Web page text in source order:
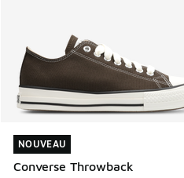
NOUVEAU
Converse Throwback
NOUVEAU